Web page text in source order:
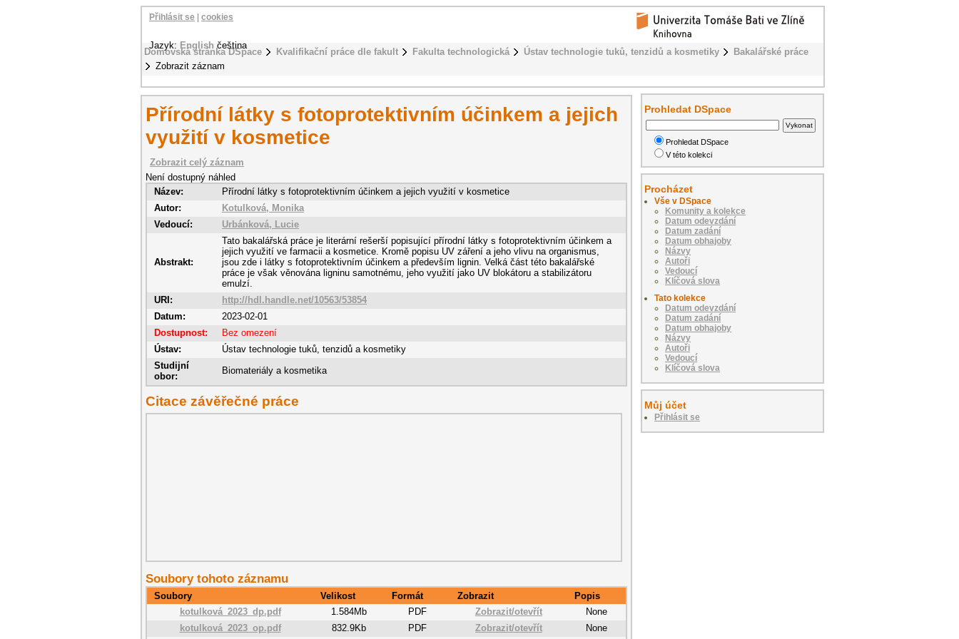
Domovská stránka DSpace Kvalifikační práce dle fakult Fakulta technologická Ústav technologie tuků, tenzidů a kosmetiky
Bakalářské práce
Zobrazit záznam
Přihlásit se cookies
Jazyk: English čeština
Přírodní látky s fotoprotektivním účinkem a jejich
využití v kosmetice
Zobrazit celý záznam
Není dostupný náhled
Název:
Přírodní látky s fotoprotektivním účinkem a jejich využití v kosmetice
Autor:
Kotulková, Monika
Vedoucí:
Urbánková, Lucie
Abstrakt:
Tato bakalářská práce je literární rešerší popisující přírodní látky s fotoprotektivním účinkem a
jejich využití ve farmacii a kosmetice. Kromě popisu UV záření a jeho vlivu na organismus,
jsou zde i látky s fotoprotektivním účinkem a především lignin. Velká část této bakalářské
práce je však věnována ligninu samotnému, jeho využití jako UV blokátoru a stabilizátoru
emulzí.
URI:
http://hdl.handle.net/10563/53854
Datum:
2023-02-01
Dostupnost:
Bez omezení
Ústav:
Ústav technologie tuků, tenzidů a kosmetiky
Studijní
obor:
Biomateriály a kosmetika
Citace závěřečné práce
Soubory tohoto záznamu
Soubory Velikost Formát Zobrazit
Popis
kotulková_2023_dp.pdf
1.584Mb PDF Zobrazit/otevřít
None
kotulková_2023_op.pdf
832.9Kb PDF Zobrazit/otevřít
None
Prohledat DSpace
Prohledat DSpace
V této kolekci
Procházet
Vše v DSpace
Komunity a kolekce
Datum odevzdání
Datum zadání
Datum obhajoby
Názvy
Autoři
Vedoucí
Klíčová slova
Tato kolekce
Datum odevzdání
Datum zadání
Datum obhajoby
Názvy
Autoři
Vedoucí
Klíčová slova
Můj účet
Přihlásit se